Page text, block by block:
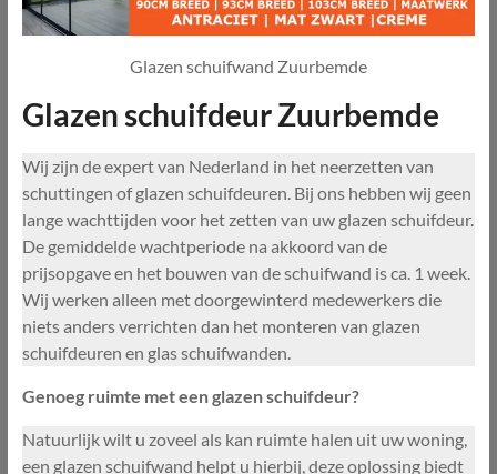
Glazen schuifwand Zuurbemde
Glazen schuifdeur Zuurbemde
Wij zijn de expert van Nederland in het neerzetten van
schuttingen of glazen schuifdeuren. Bij ons hebben wij geen
lange wachttijden voor het zetten van uw glazen schuifdeur.
De gemiddelde wachtperiode na akkoord van de
prijsopgave en het bouwen van de schuifwand is ca. 1 week.
Wij werken alleen met doorgewinterd medewerkers die
niets anders verrichten dan het monteren van glazen
schuifdeuren en glas schuifwanden.
Genoeg ruimte met een glazen schuifdeur?
Natuurlijk wilt u zoveel als kan ruimte halen uit uw woning,
een glazen schuifwand helpt u hierbij, deze oplossing biedt